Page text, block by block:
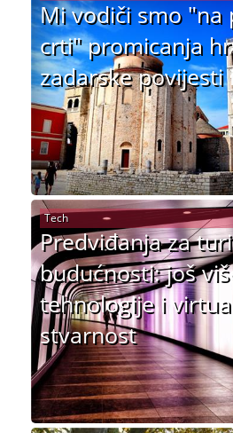
Mi vodiči smo "na
crti" promicanja
zadarske povijesti
Predviđanja za
budućnosti: još
tehnologije i
stvarnost
Tech